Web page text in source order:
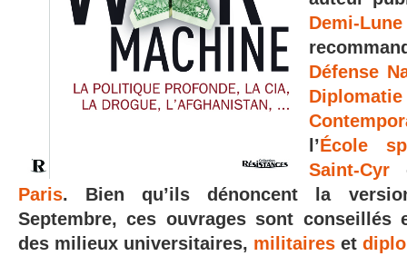
Demi-Lune
Défense
Diplomatie
l’École
Saint-Cyr
Paris. Bien qu’ils dénoncent la
Septembre, ces ouvrages sont conseillés
des milieux universitaires, militaires et